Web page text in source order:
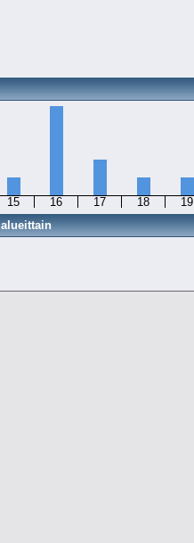
15 16 17 18 19